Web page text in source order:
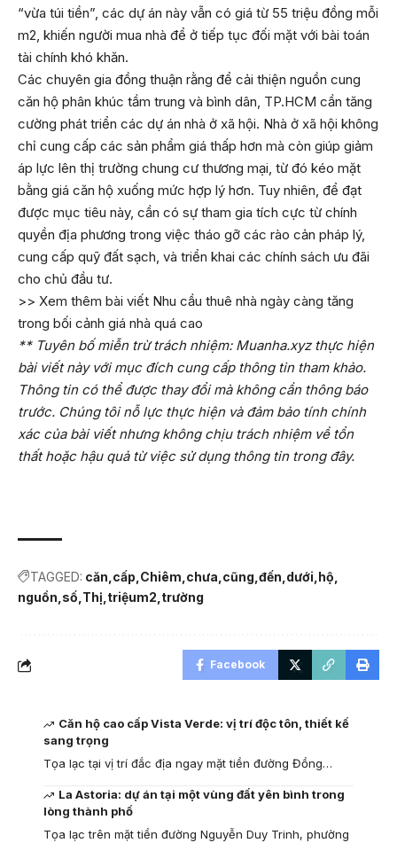
“vừa túi tiền”, các dự án này vẫn có giá từ 55 triệu đồng mỗi
m2, khiến người mua nhà để ở tiếp tục đối mặt với bài toán
tài chính khó khăn.
Các chuyên gia đồng thuận rằng để cải thiện nguồn cung
căn hộ phân khúc tầm trung và bình dân, TP.HCM cần tăng
cường phát triển các dự án nhà ở xã hội. Nhà ở xã hội không
chỉ cung cấp các sản phẩm giá thấp hơn mà còn giúp giảm
áp lực lên thị trường chung cư thương mại, từ đó kéo mặt
bằng giá căn hộ xuống mức hợp lý hơn. Tuy nhiên, để đạt
được mục tiêu này, cần có sự tham gia tích cực từ chính
quyền địa phương trong việc tháo gỡ các rào cản pháp lý,
cung cấp quỹ đất sạch, và triển khai các chính sách ưu đãi
cho chủ đầu tư.
>> Xem thêm bài viết Nhu cầu thuê nhà ngày càng tăng
trong bối cảnh giá nhà quá cao
** Tuyên bố miễn trừ trách nhiệm: Muanha.xyz thực hiện
bài viết này với mục đích cung cấp thông tin tham khảo.
Thông tin có thể được thay đổi mà không cần thông báo
trước. Chúng tôi nỗ lực thực hiện và đảm bảo tính chính
xác của bài viết nhưng không chịu trách nhiệm về tổn
thất hoặc hậu quả từ việc sử dụng thông tin trong đây.
TAGGED: căn cấp Chiêm chưa cũng đến dưới hộ
nguồn số Thị triệum2 trường
Facebook
Căn hộ cao cấp Vista Verde: vị trí độc tôn, thiết kế
sang trọng
Tọa lạc tại vị trí đắc địa ngay mặt tiền đường Đồng…
La Astoria: dự án tại một vùng đất yên bình trong
lòng thành phố
Tọa lạc trên mặt tiền đường Nguyễn Duy Trinh, phường